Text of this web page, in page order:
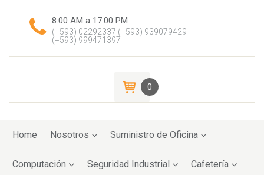
8:00 AM a 17:00 PM
(+593) 02292337 (+593) 939079429
(+593) 999471397
0
toHome Nosotros Suministro de Oficina
Computación Seguridad Industrial Cafetería